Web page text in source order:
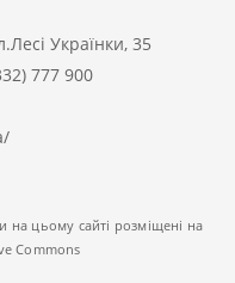
Українки, 35
777 900
на цьому сайті розміщені на
Commons